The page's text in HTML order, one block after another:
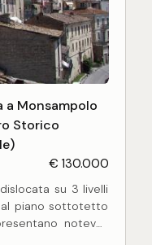
a Monsampolo
Storico
€ 130.000
su 3 livelli
piano sottotetto
notevoli